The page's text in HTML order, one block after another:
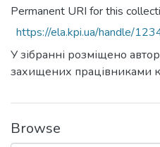
Permanent URI for this
https://ela.kpi.ua/handle/
У зібранні розміщено
захищених працівниками
Browse